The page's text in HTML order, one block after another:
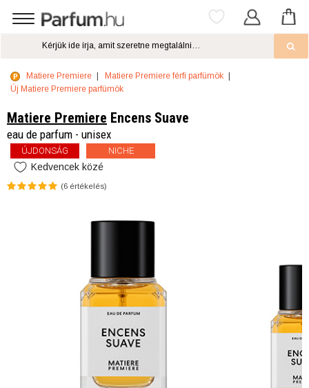
Matiere Premiere
Matiere Premiere férfi parfümök
Új Matiere Premiere parfümök
Matiere Premiere Encens Suave
eau de parfum - unisex
ÚJDONSÁG NICHE
Kedvencek közé
(6 értékelés)